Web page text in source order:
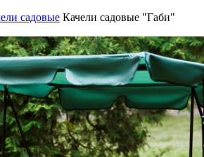
садовые Качели садовые "Габи"